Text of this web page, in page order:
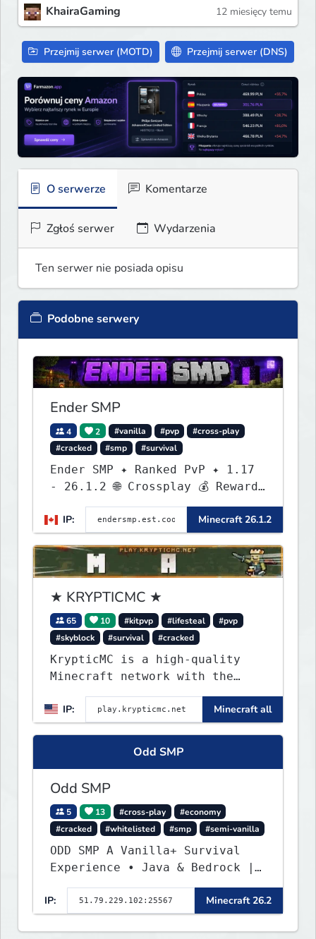
KhairaGaming 12 miesięcy temu
Przejmij serwer (MOTD) Przejmij serwer (DNS)
O serwerze Komentarze
Zgłoś serwer Wydarzenia
Ten serwer nie posiada opisu
Podobne serwery
Ender SMP
4 2 #vanilla #pvp
#cross-play
#cracked
#smp #survival
Ender SMP ✦ Ranked PvP ✦ 1.17
- 26.1.2 🌐 Crossplay 💰 Rewards
🛠 Custom Gear
IP:
Minecraft 26.1.2
★ KRYPTICMC ★
65 10 #kitpvp #lifesteal
#pvp
#skyblock
#survival #cracked
KrypticMC is a high-quality
Minecraft network with the
play. Minigames, KitPvP,
Lifesteal, Prison, Practice,
IP: Minecraft all
Odd SMP
Odd SMP
5 13 #cross-play
#economy
#cracked
#whitelisted #smp #semi-vanilla
ODD SMP A Vanilla+ Survival
Experience • Java & Bedrock |
IP:
Minecraft 26.2